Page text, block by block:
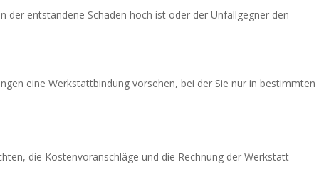
der entstandene Schaden hoch ist oder der Unfallgegner den
eine Werkstattbindung vorsehen, bei der Sie nur in bestimmten
die Kostenvoranschläge und die Rechnung der Werkstatt